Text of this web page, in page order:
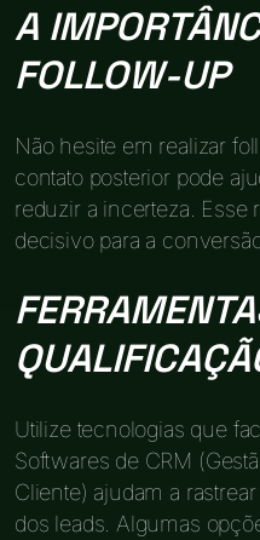
A
FOLLOW-UP
Não hesite em realizar
contato posterior pode
reduzir a incerteza. Esse
decisivo para a
Utilize tecnologias que
Softwares de CRM
Cliente) ajudam a
dos leads. Algumas